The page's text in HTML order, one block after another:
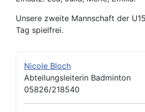
Nicole Bloch
Abteilungsleiterin Badminton
05826/218540
Unsere zweite Mannschaft der
Tag spielfrei.